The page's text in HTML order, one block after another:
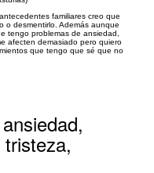
familiares creo que
o desmentirlo. Además aunque
tengo problemas de ansiedad,
afecten demasiado pero quiero
que tengo que sé que no